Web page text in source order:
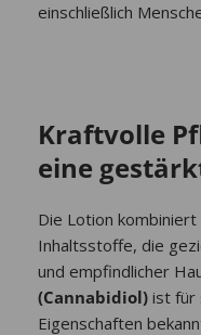
einschließlich
Kraftvolle
eine
Die Lotion
Inhaltsstoffe, die
und empfindlicher
(Cannabidiol) ist für
Eigenschaften